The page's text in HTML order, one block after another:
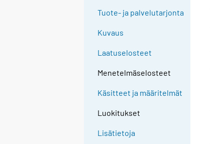
Tuote- ja palvelutarjonta
Kuvaus
Laatuselosteet
Menetelmäselosteet
Käsitteet ja määritelmät
Luokitukset
Lisätietoja